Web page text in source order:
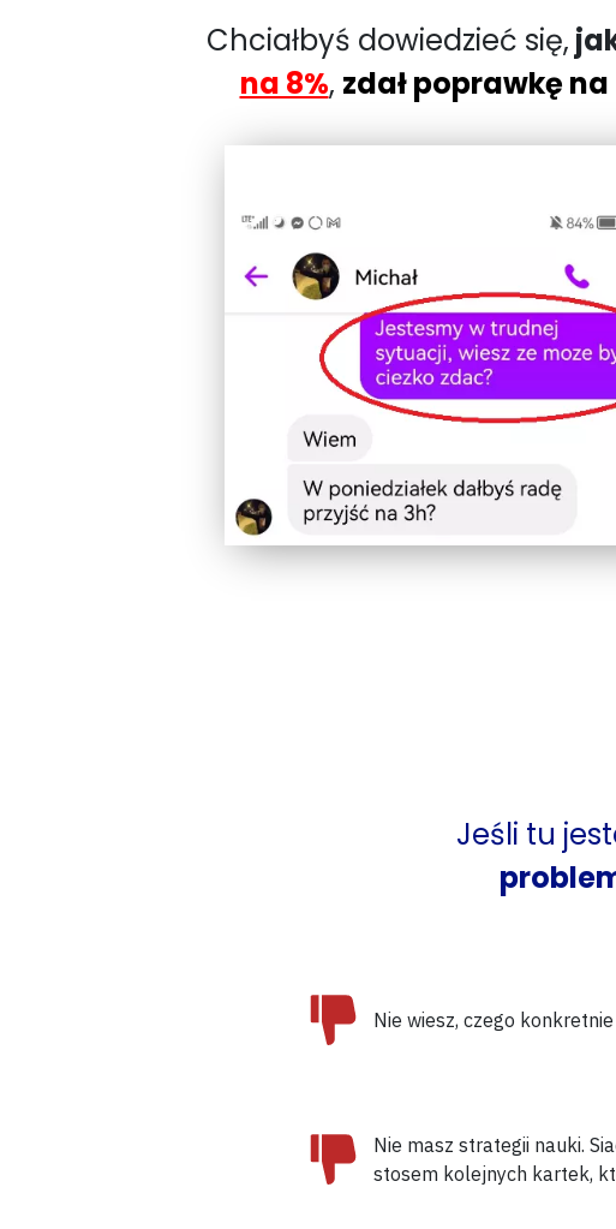
Chciałbyś dowiedzieć się,
na 8%, zdał poprawkę na
Jeśli tu
Nie wiesz, czego konkretnie
Nie masz strategii nauki.
stosem kolejnych kartek,